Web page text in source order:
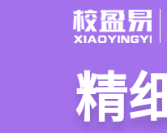
教
智
精
私